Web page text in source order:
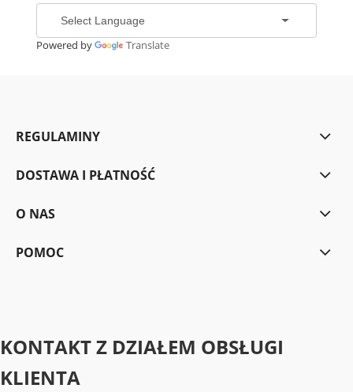
Powered by Translate
REGULAMINY
DOSTAWA I PŁATNOŚĆ
O NAS
POMOC
KONTAKT Z DZIAŁEM OBSŁUGI
KLIENTA